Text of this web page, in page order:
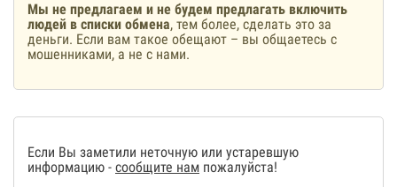
Мы не предлагаем и не будем предлагать включить
людей в списки обмена, тем более, сделать это за
деньги. Если вам такое обещают – вы общаетесь с
мошенниками, а не с нами.
Если Вы заметили неточную или устаревшую
информацию - сообщите нам пожалуйста!